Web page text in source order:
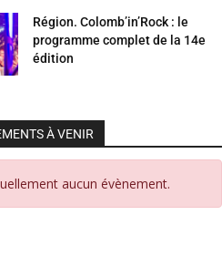
Région. Colomb’in’Rock : le
programme complet de la 14e
édition
À VENIR
aucun évènement.